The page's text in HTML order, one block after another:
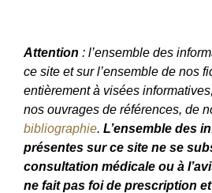
Attention : l’ensemble des
ce site et sur l’ensemble de nos
entièrement à visées
nos ouvrages de références, de
bibliographie. L’ensemble des
présentes sur ce site ne se
consultation médicale ou à
ne fait pas foi de prescription